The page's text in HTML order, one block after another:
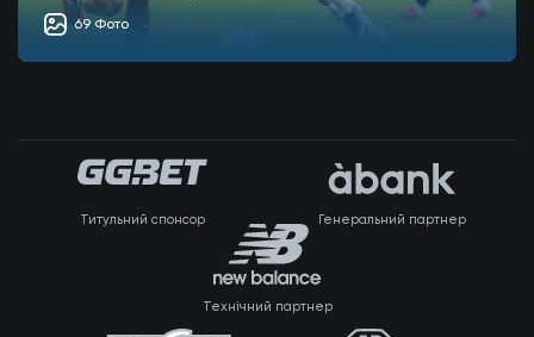
69 Фото
Титульний спонсор Генеральний партнер
Технічний партнер